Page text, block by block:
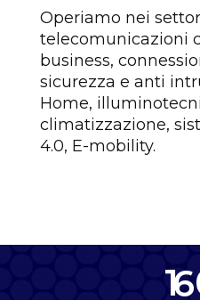
Operiamo nei
telecomunicazioni
business,
sicurezza e anti
Home,
climatizzazione,
4.0, E-mobility.
0
1
0
1
2
5
6
2
3